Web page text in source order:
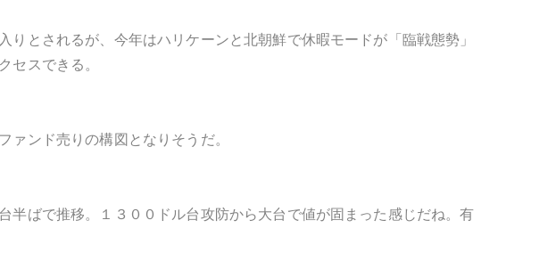
とされるが、今年はハリケーンと北朝鮮で休暇モードが「臨戦態勢」
セスできる。
ァンド売りの構図となりそうだ。
半ばで推移。１３００ドル台攻防から大台で値が固まった感じだね。有